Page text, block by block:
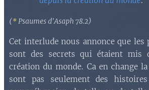
(*Psaumes d'Asaph 78.2)
Cet interlude nous annonce que les
sont des secrets qui étaient mis
création du monde. Ca en change
sont pas seulement des